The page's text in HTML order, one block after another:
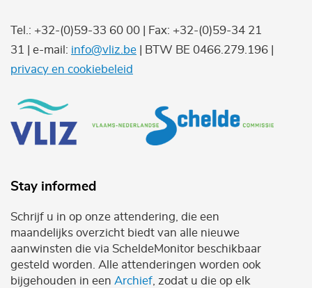
Tel.: +32-(0)59-33 60 00 | Fax: +32-(0)59-34 21
31 | e-mail: info@vliz.be | BTW BE 0466.279.196 |
privacy en cookiebeleid
Stay informed
Schrijf u in op onze attendering, die een
maandelijks overzicht biedt van alle nieuwe
aanwinsten die via ScheldeMonitor beschikbaar
gesteld worden. Alle attenderingen worden ook
bijgehouden in een Archief , zodat u die op elk